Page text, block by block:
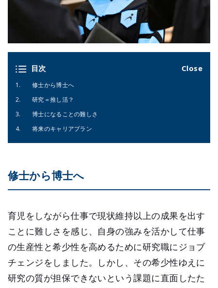
目次
修士から博士へ
研究＝推し活？
博士になることの難しさ
将来のキャリアプラン
修士から博士へ
育児をしながら仕事で現状維持以上の成果を出す
ことに難しさを感じ、自身の強みを活かして仕事
の生産性と希少性を高めるために研究職にジョブ
チェンジをしました。しかし、その希少性ゆえに
研究の質が担保できないという課題に直面したた